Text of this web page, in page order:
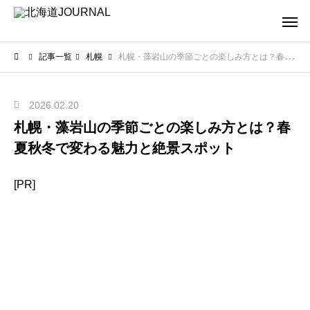
記事一覧 札幌 札幌・藻岩山の季節ごとの楽しみ方とは？春夏秋冬で変わる魅力と絶景スポット
2026.02.20
札幌・藻岩山の季節ごとの楽しみ方とは？春
夏秋冬で変わる魅力と絶景スポット
[PR]